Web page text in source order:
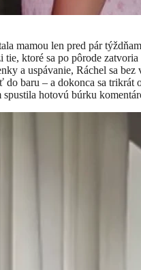
mamou len pred pár
tie, ktoré sa po pôrode
a uspávanie, Ráchel sa bez
do baru – a dokonca sa trikrát
hotovú búrku